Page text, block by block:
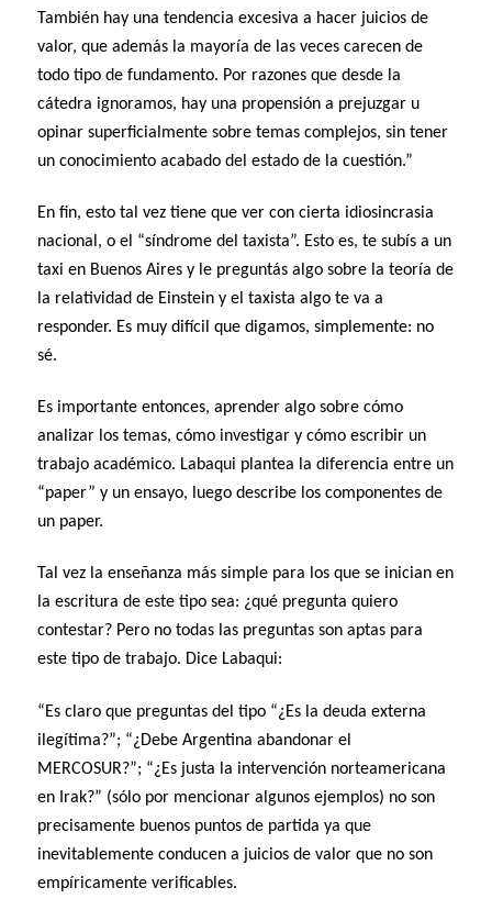
También hay una tendencia excesiva a hacer juicios de
valor, que además la mayoría de las veces carecen de
todo tipo de fundamento. Por razones que desde la
cátedra ignoramos, hay una propensión a prejuzgar u
opinar superficialmente sobre temas complejos, sin tener
un conocimiento acabado del estado de la cuestión.”
En fin, esto tal vez tiene que ver con cierta idiosincrasia
nacional, o el “síndrome del taxista”. Esto es, te subís a un
taxi en Buenos Aires y le preguntás algo sobre la teoría de
la relatividad de Einstein y el taxista algo te va a
responder. Es muy difícil que digamos, simplemente: no
sé.
Es importante entonces, aprender algo sobre cómo
analizar los temas, cómo investigar y cómo escribir un
trabajo académico. Labaqui plantea la diferencia entre un
“paper” y un ensayo, luego describe los componentes de
un paper.
Tal vez la enseñanza más simple para los que se inician en
la escritura de este tipo sea: ¿qué pregunta quiero
contestar? Pero no todas las preguntas son aptas para
este tipo de trabajo. Dice Labaqui:
“Es claro que preguntas del tipo “¿Es la deuda externa
ilegítima?”; “¿Debe Argentina abandonar el
MERCOSUR?”; “¿Es justa la intervención norteamericana
en Irak?” (sólo por mencionar algunos ejemplos) no son
precisamente buenos puntos de partida ya que
inevitablemente conducen a juicios de valor que no son
empíricamente verificables.